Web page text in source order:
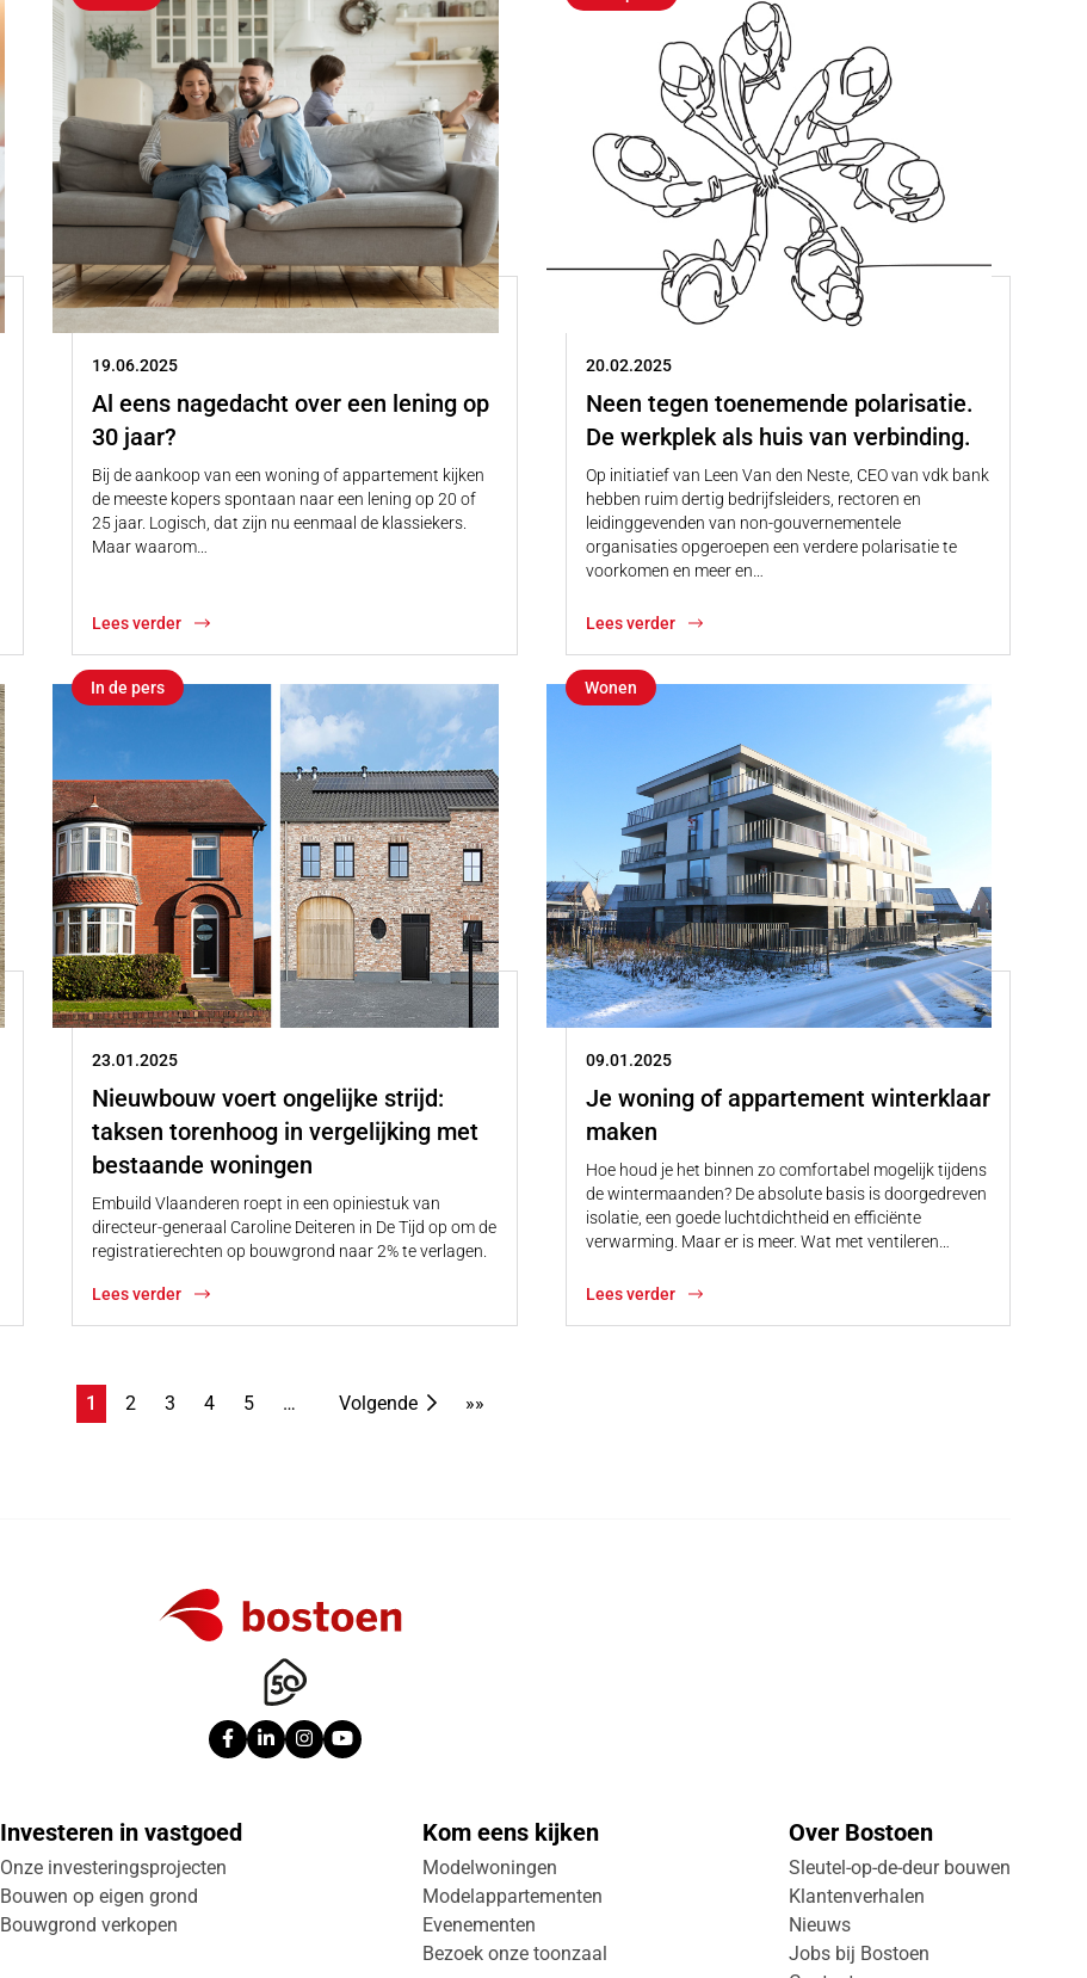
19.06.2025
Al eens nagedacht over een lening op
30 jaar?
Bij de aankoop van een woning of appartement kijken
de meeste kopers spontaan naar een lening op 20 of
25 jaar. Logisch, dat zijn nu eenmaal de klassiekers.
Maar waarom…
Lees verder
20.02.2025
Neen tegen toenemende polarisatie.
De werkplek als huis van verbinding.
Op initiatief van Leen Van den Neste, CEO van vdk bank
hebben ruim dertig bedrijfsleiders, rectoren en
leidinggevenden van non-gouvernementele
organisaties opgeroepen een verdere polarisatie te
voorkomen en meer en…
Lees verder
In de pers
23.01.2025
Nieuwbouw voert ongelijke strijd:
taksen torenhoog in vergelijking met
bestaande woningen
Embuild Vlaanderen roept in een opiniestuk van
directeur-generaal Caroline Deiteren in De Tijd op om de
registratierechten op bouwgrond naar 2% te verlagen.
Lees verder
Wonen
09.01.2025
Je woning of appartement winterklaar
maken
Hoe houd je het binnen zo comfortabel mogelijk tijdens
de wintermaanden? De absolute basis is doorgedreven
isolatie, een goede luchtdichtheid en efficiënte
verwarming. Maar er is meer. Wat met ventileren…
Lees verder
1 2 3 4 5 … Volgende »»
Investeren in vastgoed
Onze investeringsprojecten
Bouwen op eigen grond
Bouwgrond verkopen
Kom eens kijken
Modelwoningen
Modelappartementen
Evenementen
Bezoek onze toonzaal
Over Bostoen
Sleutel-op-de-deur bouwen
Klantenverhalen
Nieuws
Jobs bij Bostoen